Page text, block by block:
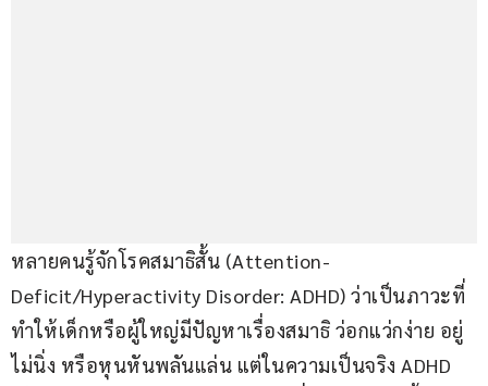
หลายคนรู้จักโรคสมาธิสั้น (Attention-
Deficit/Hyperactivity Disorder: ADHD) ว่าเป็นภาวะที่
ทำให้เด็กหรือผู้ใหญ่มีปัญหาเรื่องสมาธิ ว่อกแว่กง่าย อยู่
ไม่นิ่ง หรือหุนหันพลันแล่น แต่ในความเป็นจริง ADHD